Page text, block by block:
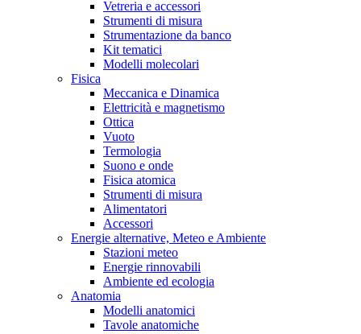
Vetreria e accessori
Strumenti di misura
Strumentazione da banco
Kit tematici
Modelli molecolari
Fisica
Meccanica e Dinamica
Elettricità e magnetismo
Ottica
Vuoto
Termologia
Suono e onde
Fisica atomica
Strumenti di misura
Alimentatori
Accessori
Energie alternative, Meteo e Ambiente
Stazioni meteo
Energie rinnovabili
Ambiente ed ecologia
Anatomia
Modelli anatomici
Tavole anatomiche